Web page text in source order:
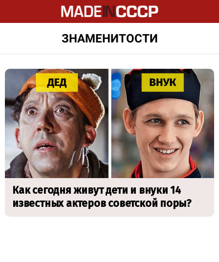
ЗНАМЕНИТОСТИ
LATEST
STORIES
Как сегодня живут дети и внуки 14
известных актеров советской поры?